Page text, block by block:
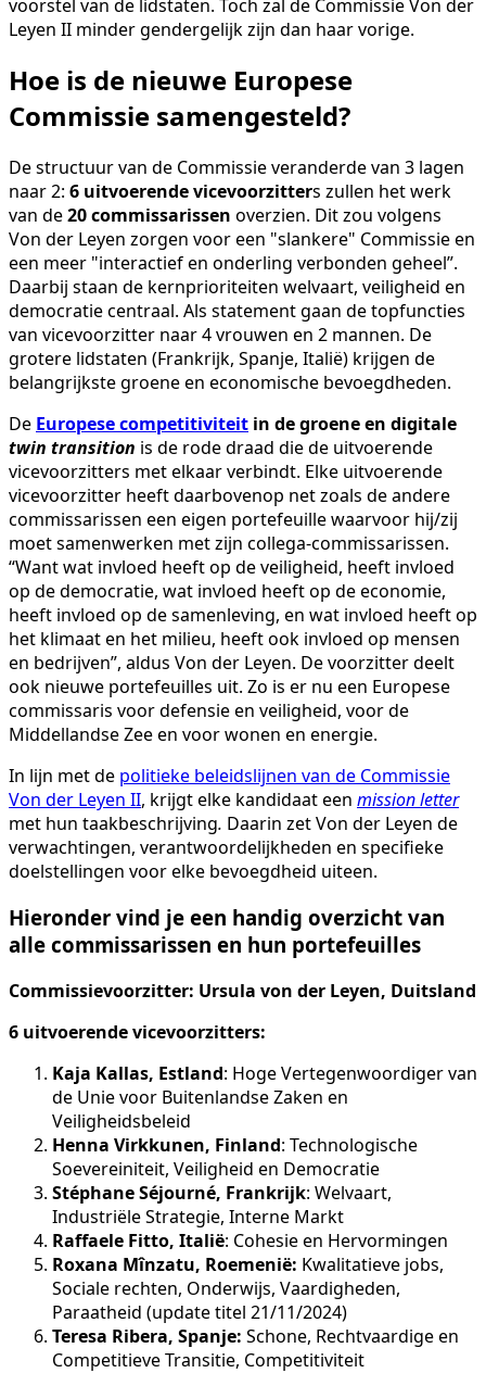
voorstel van de lidstaten. Toch zal de Commissie Von der
Leyen II minder gendergelijk zijn dan haar vorige.
Hoe is de nieuwe Europese
Commissie samengesteld?
De structuur van de Commissie veranderde van 3 lagen
naar 2: 6 uitvoerende vicevoorzitters zullen het werk
van de20 commissarissen overzien. Dit zou volgens
Von der Leyen zorgen voor een "slankere" Commissie en
een meer "interactief en onderling verbonden geheel”.
Daarbij staan de kernprioriteiten welvaart, veiligheid en
democratie centraal. Als statement gaan de topfuncties
van vicevoorzitter naar 4 vrouwen en 2 mannen. De
grotere lidstaten (Frankrijk, Spanje, Italië) krijgen de
belangrijkste groene en economische bevoegdheden.
De Europese competitiviteit in de groene en digitale
twin transition is de rode draad die de uitvoerende
vicevoorzitters met elkaar verbindt. Elke uitvoerende
vicevoorzitter heeft daarbovenop net zoals de andere
commissarissen een eigen portefeuille waarvoor hij/zij
moet samenwerken met zijn collega-commissarissen.
“Want wat invloed heeft op de veiligheid, heeft invloed
op de democratie, wat invloed heeft op de economie,
heeft invloed op de samenleving, en wat invloed heeft op
het klimaat en het milieu, heeft ook invloed op mensen
en bedrijven”, aldus Von der Leyen. De voorzitter deelt
ook nieuwe portefeuilles uit. Zo is er nu een Europese
commissaris voor defensie en veiligheid, voor de
Middellandse Zee en voor wonen en energie.
In lijn met de politieke beleidslijnen van de Commissie
Von der Leyen II, krijgt elke kandidaat een mission letter
met hun taakbeschrijving. Daarin zet Von der Leyen de
verwachtingen, verantwoordelijkheden en specifieke
doelstellingen voor elke bevoegdheid uiteen.
Hieronder vind je een handig overzicht van
alle commissarissen en hun portefeuilles
Commissievoorzitter: Ursula von der Leyen, Duitsland
6 uitvoerende vicevoorzitters:
Kaja Kallas, Estland: Hoge Vertegenwoordiger van
de Unie voor Buitenlandse Zaken en
Veiligheidsbeleid
Henna Virkkunen, Finland: Technologische
Soevereiniteit, Veiligheid en Democratie
Stéphane Séjourné, Frankrijk: Welvaart,
Industriële Strategie, Interne Markt
Raffaele Fitto, Italië: Cohesie en Hervormingen
Roxana Mînzatu, Roemenië: Kwalitatieve jobs,
Sociale rechten, Onderwijs, Vaardigheden,
Paraatheid (update titel 21/11/2024)
Teresa Ribera, Spanje: Schone, Rechtvaardige en
Competitieve Transitie, Competitiviteit